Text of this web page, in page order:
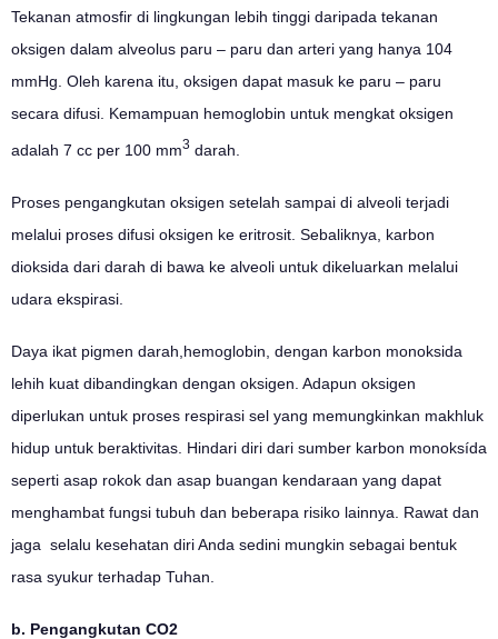
Tekanan atmosfir di lingkungan lebih tinggi daripada tekanan
oksigen dalam alveolus paru – paru dan arteri yang hanya 104
mmHg. Oleh karena itu, oksigen dapat masuk ke paru – paru
secara difusi. Kemampuan hemoglobin untuk mengkat oksigen
adalah 7 cc per 100 mm3 darah.
Proses pengangkutan oksigen setelah sampai di alveoli terjadi
melalui proses difusi oksigen ke eritrosit. Sebaliknya, karbon
dioksida dari darah di bawa ke alveoli untuk dikeluarkan melalui
udara ekspirasi.
Daya ikat pigmen darah,hemoglobin, dengan karbon monoksida
lehih kuat dibandingkan dengan oksigen. Adapun oksigen
diperlukan untuk proses respirasi sel yang memungkinkan makhluk
hidup untuk beraktivitas. Hindari diri dari sumber karbon monoksída
seperti asap rokok dan asap buangan kendaraan yang dapat
menghambat fungsi tubuh dan beberapa risiko lainnya. Rawat dan
jaga selalu kesehatan diri Anda sedini mungkin sebagai bentuk
rasa syukur terhadap Tuhan.
b. Pengangkutan CO2